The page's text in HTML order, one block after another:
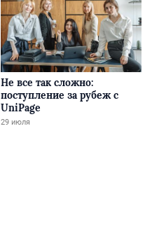
Не все так сложно:
поступление за рубеж с
UniPage
29 июля